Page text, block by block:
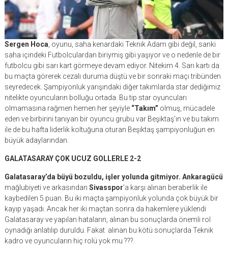
Sergen Hoca , oyunu, saha kenardaki Teknik Adam gibi değil, sanki
saha içindeki Futbolculardan biriymiş gibi yaşıyor ve o nedenle de bir
futbolcu gibi sarı kart görmeye devam ediyor. Nitekim 4. Sarı kartı da
bu maçta görerek cezalı duruma düştü ve bir sonraki maçı tribünden
seyredecek. Şampiyonluk yarışındaki diğer takımlarda star dediğimiz
nitelikte oyuncuların bolluğu ortada. Bu tip star oyuncuları
olmamasına rağmen hemen her şeyiyle “Takım” olmuş, mücadele
eden ve birbirini tanıyan bir oyuncu grubu var Beşiktaş’ın ve bu takım
ile de bu hafta liderlik koltuğuna oturan Beşiktaş şampiyonluğun en
büyük adaylarından.
GALATASARAY ÇOK UCUZ GOLLERLE 2-2
Galatasaray’da büyü bozuldu, işler yolunda gitmiyor. Ankaragücü
mağlubiyeti ve arkasından Sivasspor’a karşı alınan beraberlik ile
kaybedilen 5 puan. Bu iki maçta şampiyonluk yolunda çok büyük bir
kayıp yaşadı. Ancak her iki maçtan sonra da hakemlere yüklendi
Galatasaray ve yapılan hataların, alınan bu sonuçlarda önemli rol
oynadığı anlatılıp duruldu. Fakat alınan bu kötü sonuçlarda Teknik
kadro ve oyuncuların hiç rolü yok mu ???.